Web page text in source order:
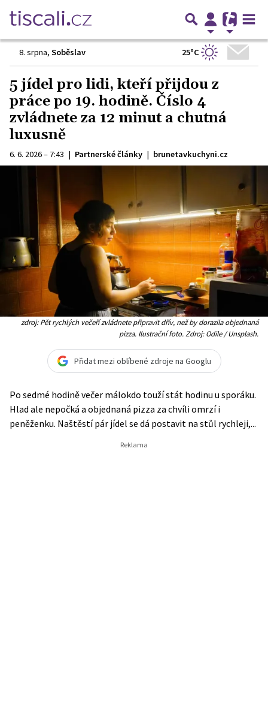
8. srpna, Soběslav 25°C
5 jídel pro lidi, kteří přijdou z
práce po 19. hodině. Číslo 4
zvládnete za 12 minut a chutná
luxusně
6. 6. 2026 – 7:43 | Partnerské články | brunetavkuchyni.cz
zdroj: Pět rychlých večeří zvládnete připravit dřív, než by dorazila objednaná
pizza. Ilustrační foto. Zdroj: Odile / Unsplash.
Přidat mezi oblíbené zdroje na Googlu
Po sedmé hodině večer málokdo touží stát hodinu u sporáku.
Hlad ale nepočká a objednaná pizza za chvíli omrzí i
peněženku. Naštěstí pár jídel se dá postavit na stůl rychleji,...